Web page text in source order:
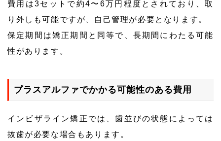
費用は3セットで約4〜6万円程度とされており、取
り外しも可能ですが、自己管理が必要となります。
保定期間は矯正期間と同等で、長期間にわたる可能
性があります。
プラスアルファでかかる可能性のある費用
インビザライン矯正では、歯並びの状態によっては
抜歯が必要な場合もあります。